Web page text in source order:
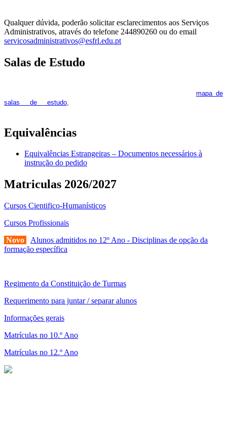
Qualquer dúvida, poderão solicitar esclarecimentos aos Serviços
Administrativos, através do telefone 244890260 ou do email
servicosadministrativos@esfrl.edu.pt
Salas de Estudo
mapa de
salas de estudo,
Equivalências
Equivalências Estrangeiras – Documentos necessários à
instrução do pedido
Matriculas 2026/2027
Cursos Cientifico-Humanísticos
Cursos Profissionais
Novo
Alunos admitidos no 12º Ano - Disciplinas de opção da
formação específica
Regimento da Constituição de Turmas
Requerimento para juntar / separar alunos
Informações gerais
Matrículas no 10.º Ano
Matrículas no 12.º Ano